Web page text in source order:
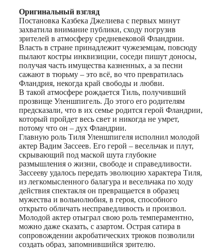
Оригинальный взгляд
Постановка Казбека Джелиева с первых минут
захватила внимание публики, сходу погрузив
зрителей в атмосферу средневековой Фландрии.
Власть в стране принадлежит чужеземцам, повсюду
пылают костры инквизиции, соседи пишут доносы,
получая часть имущества казненных, а за песни
сажают в тюрьму – это всё, во что превратилась
Фландрия, некогда край свободы и любви.
В такой атмосфере рождается Тиль, получивший
прозвище Уленшпигель. До этого его родителям
предсказали, что в их семье родится герой Фландрии,
который пройдет весь свет и никогда не умрет,
потому что он – дух Фландрии.
Главную роль Тиля Уленшпигеля исполнил молодой
актер Вадим Зассеев. Его герой – весельчак и плут,
скрывающий под маской шута глубокие
размышления о жизни, свободе и справедливости.
Зассееву удалось передать эволюцию характера Тиля,
из легкомысленного балагура и весельчака по ходу
действия спектакля он превращается в образец
мужества и вольнолюбия, в героя, способного
открыто обличать несправедливость и произвол.
Молодой актер отыграл свою роль темпераментно,
можно даже сказать, с азартом. Острая сатира в
сопровождении акробатических трюков позволили
создать образ, запомнившийся зрителю.